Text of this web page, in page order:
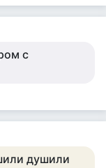
с
душили